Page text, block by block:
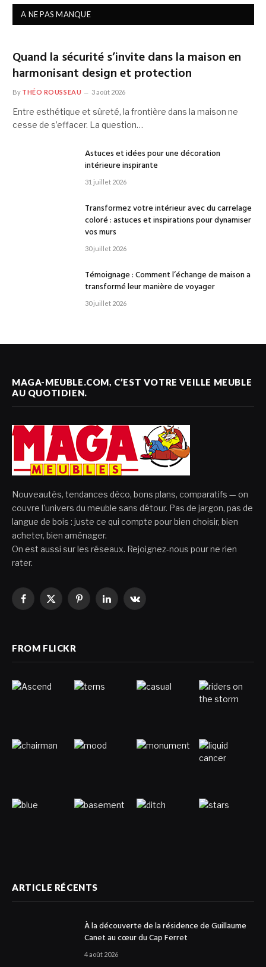
A NE PAS MANQUE
Quand la sécurité s’invite dans la maison en
harmonisant design et protection
By THÉO ROUSSEAU 3 août 2026
Entre esthétique et sûreté, la frontière dans la maison ne
cesse de s’effacer. La question…
Astuces et idées pour une décoration
intérieure inspirante
31 juillet 2026
Transformez votre intérieur avec du carrelage
coloré : astuces et inspirations pour dynamiser
vos murs
30 juillet 2026
Témoignage : Comment l’échange de maison a
transformé leur manière de voyager
30 juillet 2026
MAGA-MEUBLE.COM, C’EST VOTRE VEILLE MEUBLE
AU QUOTIDIEN.
Nouveautés, tendances déco, bons plans, comparatifs — on
couvre l'univers du meuble sans détour. Pas de jargon, pas de
langue de bois : juste ce qui compte pour bien choisir, bien
acheter, bien aménager.
On est aussi sur les réseaux. Rejoignez-nous pour ne rien
rater.
Facebook
X
PinterestLinkedInVKontakte
FROM FLICKR
ARTICLE RÉCENTS
À la découverte de la résidence de Guillaume
Canet au cœur du Cap Ferret
4 août 2026